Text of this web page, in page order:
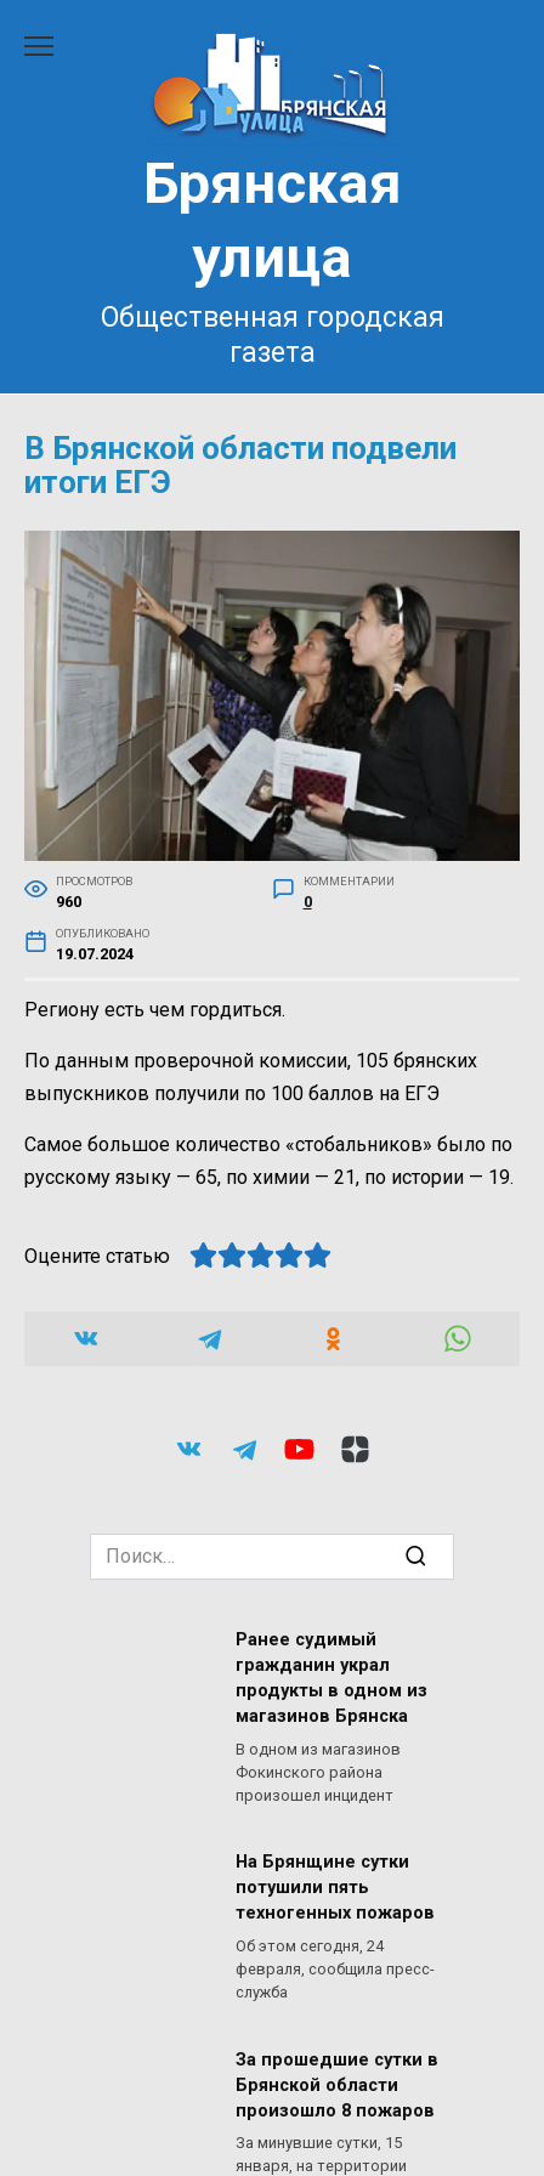
Брянская
улица
Общественная городская
газета
В Брянской области подвели
итоги ЕГЭ
ПРОСМОТРОВ
960
КОММЕНТАРИИ
0
ОПУБЛИКОВАНО
19.07.2024
Региону есть чем гордиться.
По данным проверочной комиссии, 105 брянских
выпускников получили по 100 баллов на ЕГЭ
Самое большое количество «стобальников» было по
русскому языку — 65, по химии — 21, по истории — 19.
Оцените статью
Search
for:
Ранее судимый
гражданин украл
продукты в одном из
магазинов Брянска
В одном из магазинов
Фокинского района
произошел инцидент
На Брянщине сутки
потушили пять
техногенных пожаров
Об этом сегодня, 24
февраля, сообщила пресс-
служба
За прошедшие сутки в
Брянской области
произошло 8 пожаров
За минувшие сутки, 15
января, на территории